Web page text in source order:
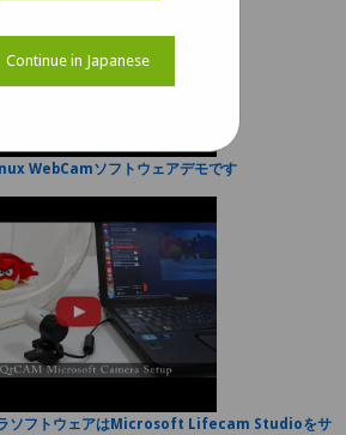
WebCamソフトウェアデモです
ソフトウェアはMicrosoft Lifecam Studioをサ
Continue in Japanese